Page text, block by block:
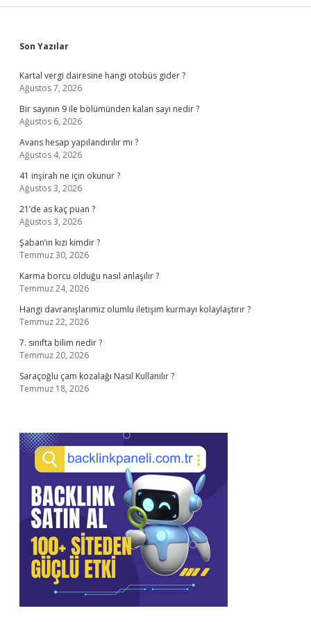
Sidebar
Son Yazılar
Kartal vergi dairesine hangi otobüs gider ?
Ağustos 7, 2026
Bir sayının 9 ile bölümünden kalan sayı nedir ?
Ağustos 6, 2026
Avans hesap yapılandırılır mı ?
Ağustos 4, 2026
41 inşirah ne için okunur ?
Ağustos 3, 2026
21’de as kaç puan ?
Ağustos 3, 2026
Şaban’ın kızı kimdir ?
Temmuz 30, 2026
Karma borcu olduğu nasıl anlaşılır ?
Temmuz 24, 2026
Hangi davranışlarımız olumlu iletişim kurmayı kolaylaştırır ?
Temmuz 22, 2026
7. sınıfta bilim nedir ?
Temmuz 20, 2026
Saraçoğlu çam kozalağı Nasıl Kullanılır ?
Temmuz 18, 2026